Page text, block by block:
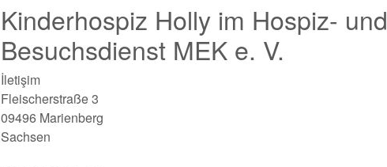
Kinderhospiz Holly im Hospiz- und
Besuchsdienst MEK e. V.
İletişim
Fleischerstraße 3
09496 Marienberg
Sachsen